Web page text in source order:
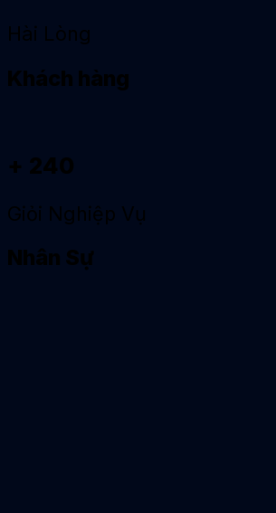
Hài Lòng
Khách hàng
+ 240
Giỏi Nghiệp Vụ
Nhân Sự